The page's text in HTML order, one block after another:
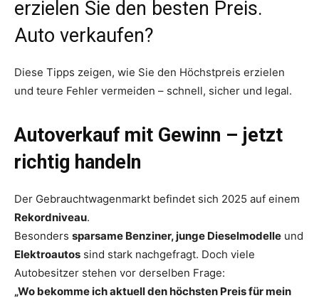
erzielen Sie den besten Preis.
Auto verkaufen?
Diese Tipps zeigen, wie Sie den Höchstpreis erzielen
und teure Fehler vermeiden – schnell, sicher und legal.
Autoverkauf mit Gewinn – jetzt
richtig handeln
Der Gebrauchtwagenmarkt befindet sich 2025 auf einem
Rekordniveau.
Besonders sparsame Benziner, junge Dieselmodelle und
Elektroautos sind stark nachgefragt. Doch viele
Autobesitzer stehen vor derselben Frage:
„Wo bekomme ich aktuell den höchsten Preis für mein